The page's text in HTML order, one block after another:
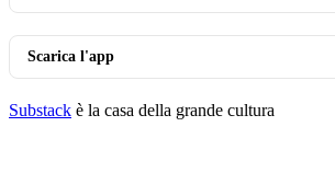
Scarica l'app
Substack è la casa della grande cultura